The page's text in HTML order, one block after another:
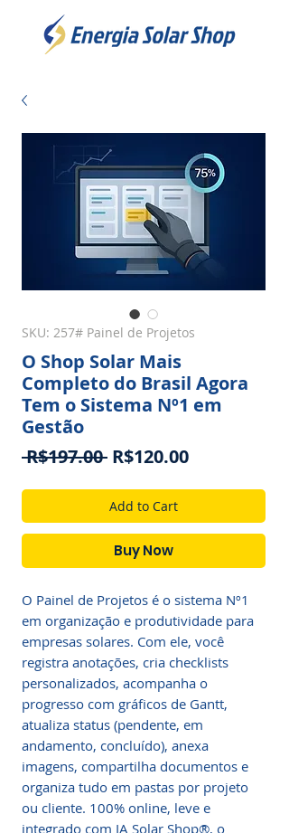
SKU: 257# Painel de Projetos
O Shop Solar Mais
Completo do Brasil Agora
Tem o Sistema Nº1 em
Gestão
R$197.00 Regular
R$120.00Sale
Add to Cart
Buy Now
O Painel de Projetos é o sistema Nº1
em organização e produtividade para
empresas solares. Com ele, você
registra anotações, cria checklists
personalizados, acompanha o
progresso com gráficos de Gantt,
atualiza status (pendente, em
andamento, concluído), anexa
imagens, compartilha documentos e
organiza tudo em pastas por projeto
ou cliente. 100% online, leve e
integrado com IA Solar Shop®, o